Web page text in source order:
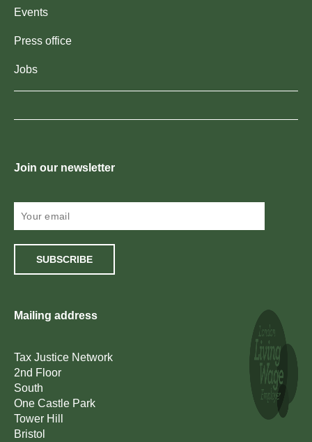
Events
Press office
Jobs
Join our newsletter
SUBSCRIBE
Mailing address
Tax Justice Network
2nd Floor
South
One Castle Park
Tower Hill
Bristol